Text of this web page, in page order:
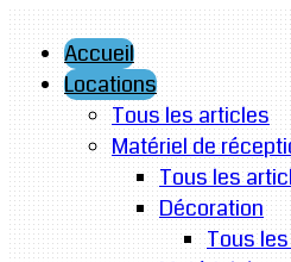
Accueil
Locations
Tous les articles
Matériel de
Tous les
Décoration
Tous